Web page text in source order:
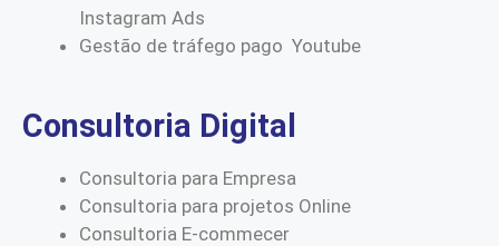
Instagram Ads
Gestão de tráfego pago Youtube
Consultoria Digital
Consultoria para Empresa
Consultoria para projetos Online
Consultoria E-commecer